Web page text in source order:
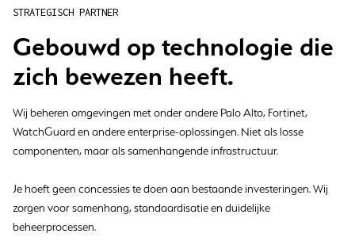
STRATEGISCH PARTNER
Gebouwd op technologie die
zich bewezen heeft.
Wij beheren omgevingen met onder andere Palo Alto, Fortinet,
WatchGuard en andere enterprise-oplossingen. Niet als losse
componenten, maar als samenhangende infrastructuur.
Je hoeft geen concessies te doen aan bestaande investeringen. Wij
zorgen voor samenhang, standaardisatie en duidelijke
beheerprocessen.